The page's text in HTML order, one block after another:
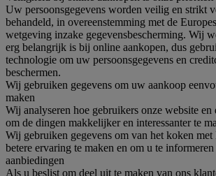
Uw persoonsgegevens worden veilig en strikt
behandeld, in overeenstemming met de
wetgeving inzake gegevensbescherming. Wij
erg belangrijk is bij online aankopen, dus
technologie om uw persoonsgegevens en
beschermen.
Wij gebruiken gegevens om uw aankoop
maken
Wij analyseren hoe gebruikers onze website en
om de dingen makkelijker en interessanter te
Wij gebruiken gegevens om van het koken met
betere ervaring te maken en om u te
aanbiedingen
Als u beslist om deel uit te maken van ons